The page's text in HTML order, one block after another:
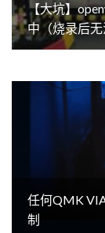
【大坑】
中（烧录后
任何QMK
制